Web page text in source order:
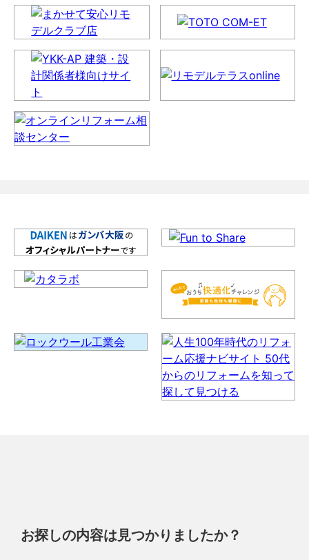
お探しの内容は見つかりましたか？